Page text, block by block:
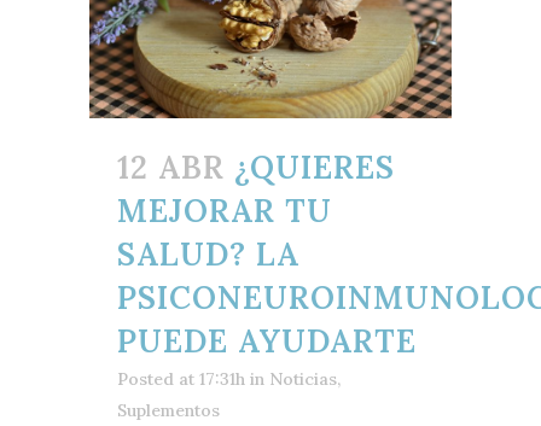
12 ABR ¿QUIERES
MEJORAR TU
SALUD? LA
PUEDE AYUDARTE
Posted at 17:31h in Noticias,
Suplementos